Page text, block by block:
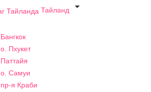
Тайланд

Бангкок
о. Пхукет
Паттайя
о. Самуи
пр-я Краби